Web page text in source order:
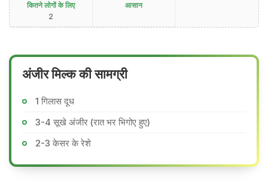
कितने लोगों के लिए
2
आसान
अंजीर मिल्क की सामग्री
1 गिलास दूध
3-4 सूखे अंजीर (रात भर भिगोए हुए)
2-3 केसर के रेशे